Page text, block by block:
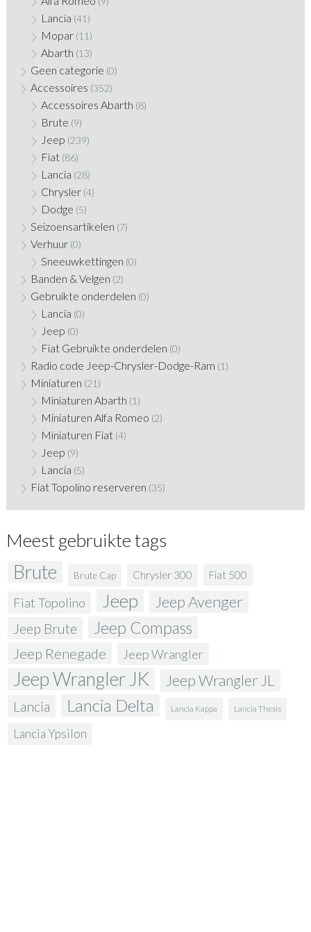
Lancia (41)
Mopar (11)
Abarth (13)
Geen categorie (0)
Accessoires (352)
Accessoires Abarth (8)
Brute (9)
Jeep (239)
Fiat (86)
Lancia (28)
Chrysler (4)
Dodge (5)
Seizoensartikelen (7)
Verhuur (0)
Sneeuwkettingen (0)
Banden & Velgen (2)
Gebruikte onderdelen (0)
Lancia (0)
Jeep (0)
Fiat Gebruikte onderdelen (0)
Radio code Jeep-Chrysler-Dodge-Ram (1)
Miniaturen (21)
Miniaturen Abarth (1)
Miniaturen Alfa Romeo (2)
Miniaturen Fiat (4)
Jeep (9)
Lancia (5)
Fiat Topolino reserveren (35)
Meest gebruikte tags
Brute Brute Cap Chrysler 300 Fiat 500
Fiat Topolino Jeep Jeep Avenger
Jeep Brute Jeep Compass
Jeep Renegade Jeep Wrangler
Jeep Wrangler JK Jeep Wrangler JL
Lancia Lancia Delta Lancia Kappa Lancia Thesis
Lancia Ypsilon